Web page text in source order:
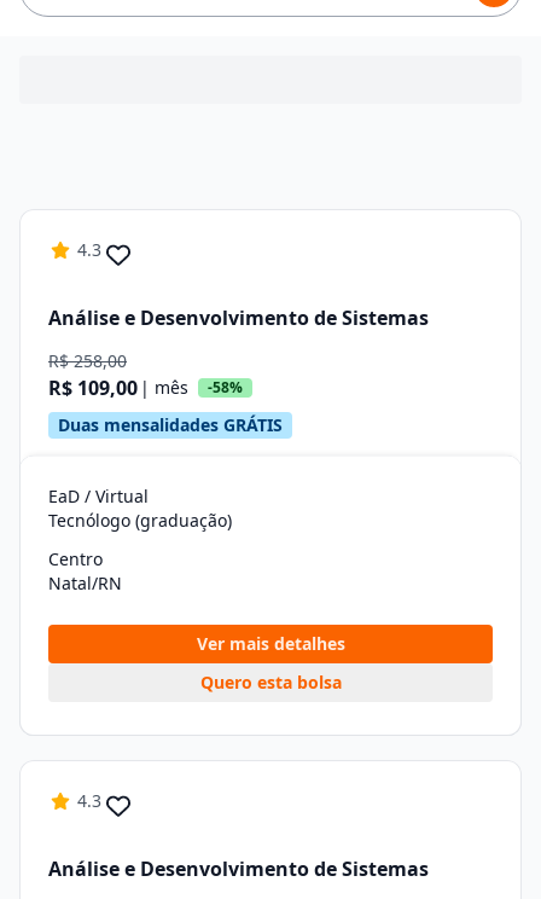
4.3
Análise e Desenvolvimento de Sistemas
R$ 258,00
R$ 109,00 | mês -58%
Duas mensalidades GRÁTIS
EaD / Virtual
Tecnólogo (graduação)
Centro
Natal/RN
Ver mais detalhes
Quero esta bolsa
4.3
Análise e Desenvolvimento de Sistemas